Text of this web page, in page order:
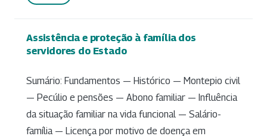
Assistência e proteção à família dos
servidores do Estado
Sumário: Fundamentos — Histórico — Montepio civil
— Pecúlio e pensões — Abono familiar — Influência
da situação familiar na vida funcional — Salário-
família — Licença por motivo de doença em